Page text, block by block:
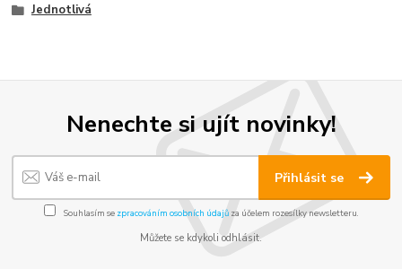
Jednotlivá
Nenechte si ujít novinky!
Přihlásit se
Souhlasím se zpracováním osobních údajůza účelem rozesílky newsletteru.
Můžete se kdykoli odhlásit.